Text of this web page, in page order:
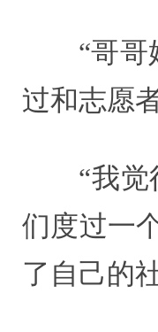
“哥
过和志愿
“我
们度过一
了自己的